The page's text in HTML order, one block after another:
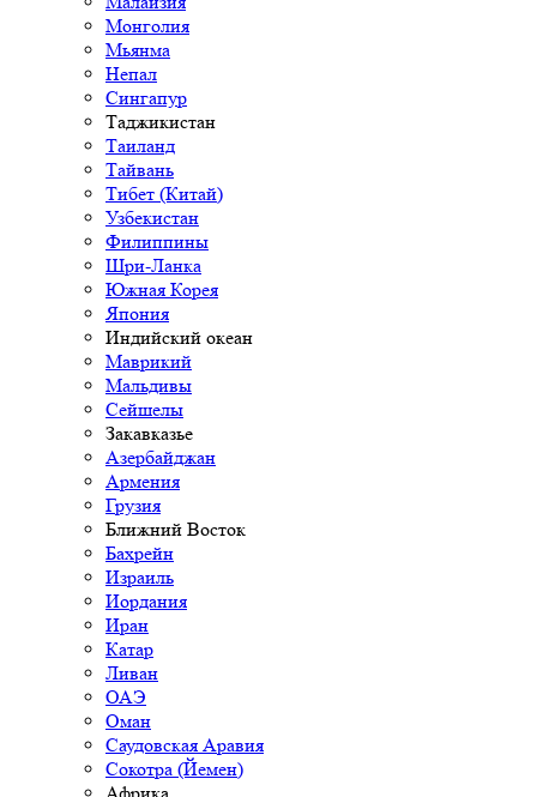
Монголия
Мьянма
Непал
Сингапур
Таджикистан
Таиланд
Тайвань
Тибет (Китай)
Узбекистан
Филиппины
Шри-Ланка
Южная Корея
Япония
Индийский океан
Маврикий
Мальдивы
Сейшелы
Закавказье
Азербайджан
Армения
Грузия
Ближний Восток
Бахрейн
Израиль
Иордания
Иран
Катар
Ливан
ОАЭ
Оман
Саудовская Аравия
Сокотра (Йемен)